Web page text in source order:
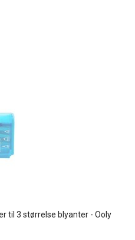
til 3 størrelse blyanter - Ooly